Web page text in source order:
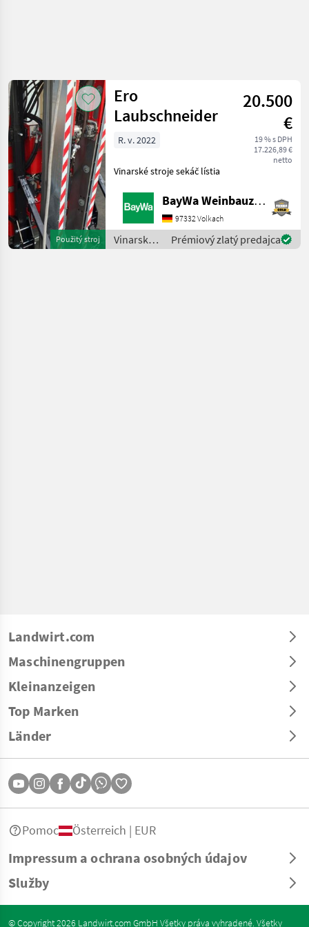
Použitý stroj
Ero
Laubschneider
20.500
€
19 % s DPH
17.226,89 €
netto
R. v. 2022
Vinarské stroje sekáč lístia
BayWa Weinbauzentrum Volkach
97332 Volkach
Vinarské
stroje /
Prémiový zlatý predajca
Landwirt.com
Maschinengruppen
Kleinanzeigen
Top Marken
Länder
Impressum a ochrana osobných údajov
Služby
Pomoc Österreich | EUR
© Copyright 2026 Landwirt.com GmbH Všetky práva vyhradené. Všetky